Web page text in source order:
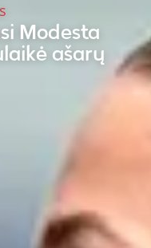
Modesta
ašarų